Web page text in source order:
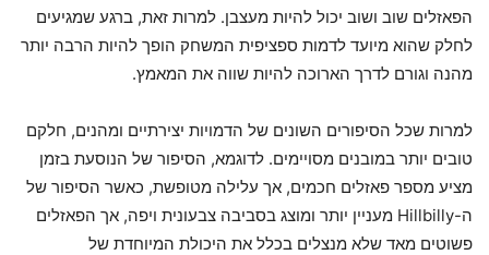
הפאזלים שוב ושוב יכול להיות מעצבן. למרות זאת, ברגע שמגיעים
לחלק שהוא מיועד לדמות ספציפית המשחק הופך להיות הרבה יותר
מהנה וגורם לדרך הארוכה להיות שווה את המאמץ.
למרות שכל הסיפורים השונים של הדמויות יצירתיים ומהנים, חלקם
טובים יותר במובנים מסויימים. לדוגמא, הסיפור של הנוסעת בזמן
מציע מספר פאזלים חכמים, אך עלילה מטופשת, כאשר הסיפור של
ה-Hillbilly מעניין יותר ומוצג בסביבה צבעונית ויפה, אך הפאזלים
פשוטים מאד שלא מנצלים בכלל את היכולת המיוחדת של